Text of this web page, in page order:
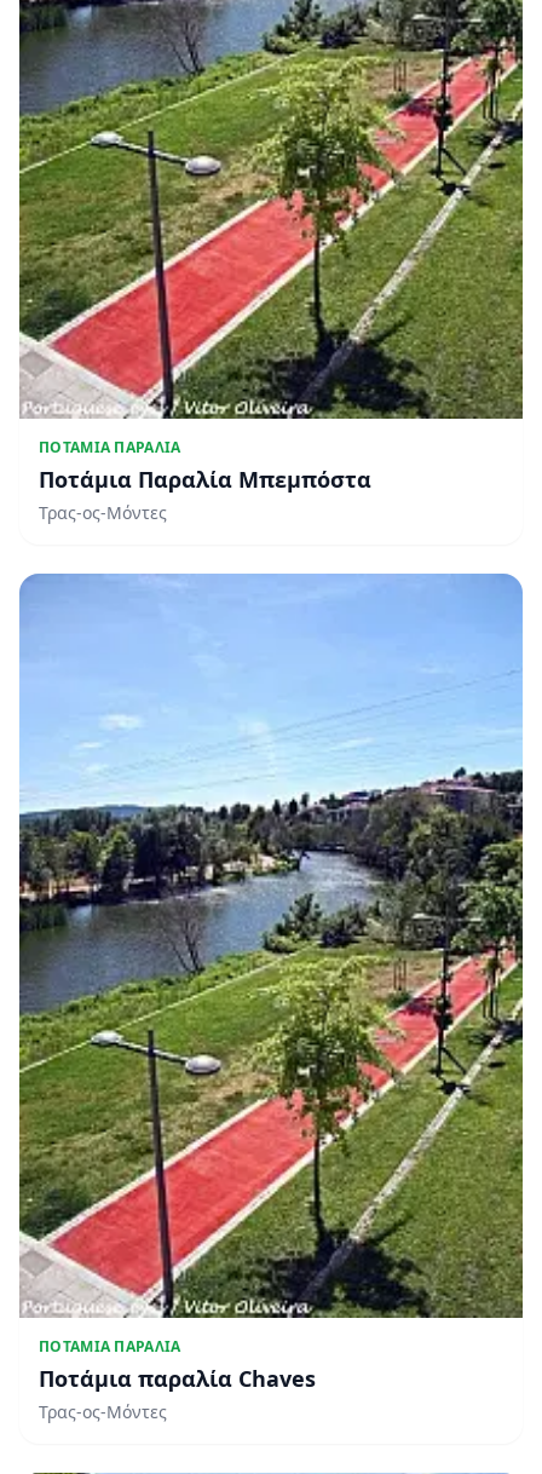
ΠΟΤΆΜΙΑ ΠΑΡΑΛΊΑ
Ποτάμια Παραλία Μπεμπόστα
Τρας-ος-Μόντες
ΠΟΤΆΜΙΑ ΠΑΡΑΛΊΑ
Ποτάμια παραλία Chaves
Τρας-ος-Μόντες